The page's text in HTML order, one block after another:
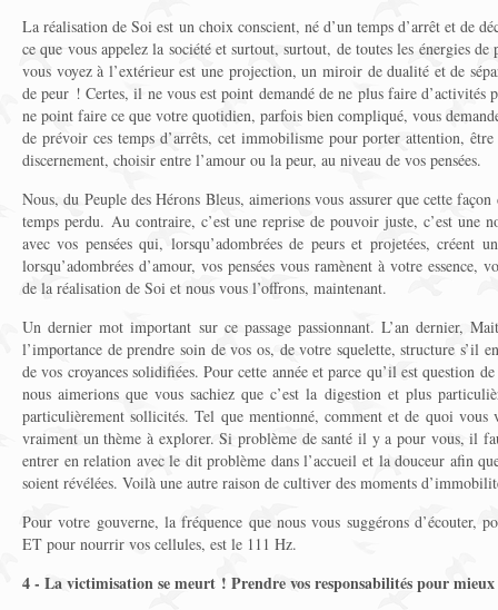
La réalisation de Soi est un choix conscient, né d’un temps d’arrêt et de
ce que vous appelez la société et surtout, surtout, de toutes les énergies
vous voyez à l’extérieur est une projection, un miroir de dualité et de
de peur ! Certes, il ne vous est point demandé de ne plus faire d’activités
ne point faire ce que votre quotidien, parfois bien compliqué, vous
de prévoir ces temps d’arrêts, cet immobilisme pour porter attention,
discernement, choisir entre l’amour ou la peur, au niveau de vos pensées.
Nous, du Peuple des Hérons Bleus, aimerions vous assurer que cette
temps perdu. Au contraire, c’est une reprise de pouvoir juste, c’est une
avec vos pensées qui, lorsqu’adombrées de peurs et projetées, créent
lorsqu’adombrées d’amour, vos pensées vous ramènent à votre
de la réalisation de Soi et nous vous l’offrons, maintenant.
Un dernier mot important sur ce passage passionnant. L’an dernier,
l’importance de prendre soin de vos os, de votre squelette, structure s’il
de vos croyances solidifiées. Pour cette année et parce qu’il est question
nous aimerions que vous sachiez que c’est la digestion et plus
particulièrement sollicités. Tel que mentionné, comment et de quoi vous
vraiment un thème à explorer. Si problème de santé il y a pour vous, il
entrer en relation avec le dit problème dans l’accueil et la douceur afin
soient révélées. Voilà une autre raison de cultiver des moments
Pour votre gouverne, la fréquence que nous vous suggérons d’écouter,
ET pour nourrir vos cellules, est le 111 Hz.
4 - La victimisation se meurt ! Prendre vos responsabilités pour